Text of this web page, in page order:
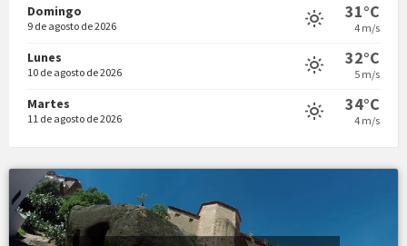
Vermuts a la Font. Hit parit
Domingo
9 de agosto de 2026
31°C
4 m/s
Lunes
10 de agosto de 2026
32°C
5 m/s
Martes
11 de agosto de 2026
34°C
4 m/s